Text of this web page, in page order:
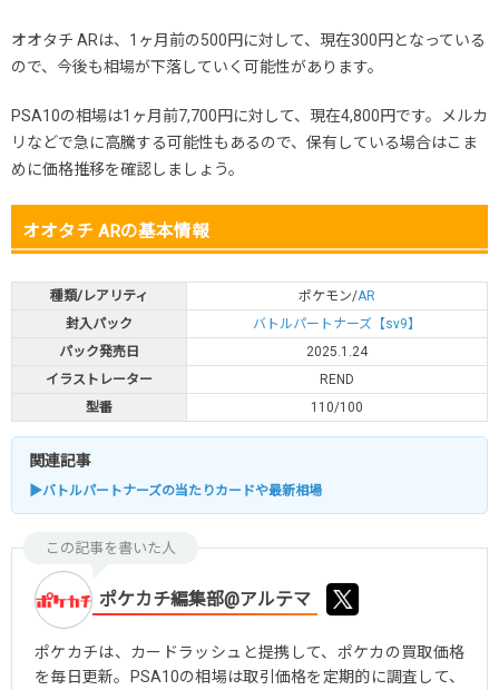
オオタチ ARは、1ヶ月前の500円に対して、現在300円となっている
ので、今後も相場が下落していく可能性があります。
PSA10の相場は1ヶ月前7,700円に対して、現在4,800円です。メルカ
リなどで急に高騰する可能性もあるので、保有している場合はこま
めに価格推移を確認しましょう。
オオタチ ARの基本情報
種類/レアリティ ポケモン/AR
封入パック
バトルパートナーズ【sv9】
パック発売日
2025.1.24
イラストレーター
REND
型番
110/100
関連記事
▶バトルパートナーズの当たりカードや最新相場
この記事を書いた人
ポケカチ編集部@アルテマ
ポケカチは、カードラッシュと提携して、ポケカの買取価格
を毎日更新。PSA10の相場は取引価格を定期的に調査して、